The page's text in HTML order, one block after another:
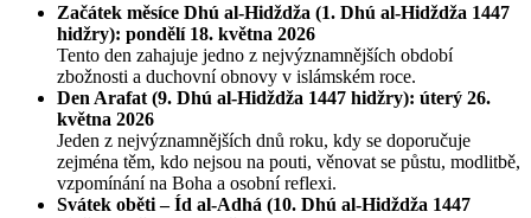
Začátek měsíce Dhú al-Hidždža (1. Dhú al-Hidždža 1447
hidžry): pondělí 18. května 2026
Tento den zahajuje jedno z nejvýznamnějších období
zbožnosti a duchovní obnovy v islámském roce.
Den Arafat (9. Dhú al-Hidždža 1447 hidžry): úterý 26.
května 2026
Jeden z nejvýznamnějších dnů roku, kdy se doporučuje
zejména těm, kdo nejsou na pouti, věnovat se půstu, modlitbě,
vzpomínání na Boha a osobní reflexi.
Svátek oběti – Íd al-Adhá (10. Dhú al-Hidždža 1447